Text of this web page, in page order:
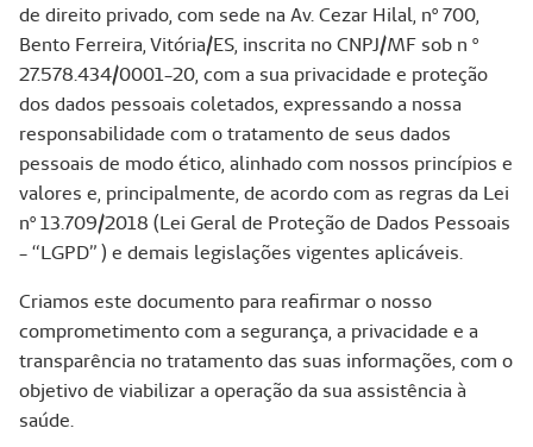
de direito privado, com sede na Av. Cezar Hilal, nº 700,
Bento Ferreira, Vitória/ES, inscrita no CNPJ/MF sob n º
27.578.434/0001-20, com a sua privacidade e proteção
dos dados pessoais coletados, expressando a nossa
responsabilidade com o tratamento de seus dados
pessoais de modo ético, alinhado com nossos princípios e
valores e, principalmente, de acordo com as regras da Lei
nº 13.709/2018 (Lei Geral de Proteção de Dados Pessoais
- “LGPD” ) e demais legislações vigentes aplicáveis.
Criamos este documento para reafirmar o nosso
comprometimento com a segurança, a privacidade e a
transparência no tratamento das suas informações, com o
objetivo de viabilizar a operação da sua assistência à
saúde.